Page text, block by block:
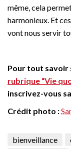
même, cela
harmonieux. Et
vont nous servir
Pour tout savoir
rubrique “Vie
inscrivez-vous
Crédit photo :
bienveillance